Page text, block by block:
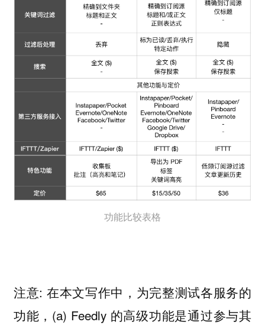
功能比较表格
注意: 在本文写作中，为完整测试各服务的
功能，(a) Feedly 的高级功能是通过参与其